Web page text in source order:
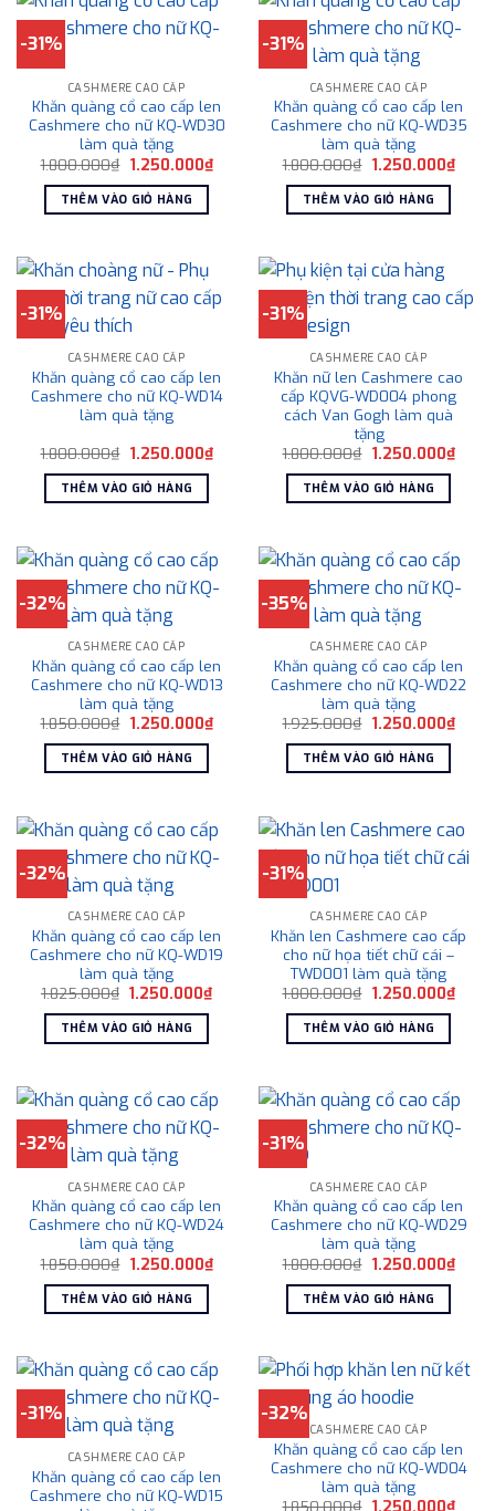
-31%
CASHMERE CAO CẤP
Khăn quàng cổ cao cấp len
Cashmere cho nữ KQ-WD30
làm quà tặng
1.800.000₫ Giá
là:
1.800.000₫.
1.250.000₫Giá
hiện
1.250.000₫.
THÊM VÀO GIỎ HÀNG
-31%
CASHMERE CAO CẤP
Khăn quàng cổ cao cấp len
Cashmere cho nữ KQ-WD35
làm quà tặng
1.800.000₫ Giá
là:
1.800.000₫.
1.250.000₫Giá
hiện
THÊM VÀO GIỎ HÀNG
-31%
CASHMERE CAO CẤP
Khăn quàng cổ cao cấp len
Cashmere cho nữ KQ-WD14
làm quà tặng
1.800.000₫ Giá
là:
1.800.000₫.
1.250.000₫Giá
hiện
1.250.000₫.
THÊM VÀO GIỎ HÀNG
-31%
CASHMERE CAO CẤP
Khăn nữ len Cashmere cao
cấp KQVG-WD004 phong
cách Van Gogh làm quà
tặng
1.800.000₫ Giá
là:
1.800.000₫.
1.250.000₫Giá
hiện
THÊM VÀO GIỎ HÀNG
-32%
CASHMERE CAO CẤP
Khăn quàng cổ cao cấp len
Cashmere cho nữ KQ-WD13
làm quà tặng
1.850.000₫ Giá
là:
1.850.000₫.
1.250.000₫Giá
hiện
1.250.000₫.
THÊM VÀO GIỎ HÀNG
-35%
CASHMERE CAO CẤP
Khăn quàng cổ cao cấp len
Cashmere cho nữ KQ-WD22
làm quà tặng
1.925.000₫ Giá
là:
1.925.000₫.
1.250.000₫Giá
hiện
THÊM VÀO GIỎ HÀNG
-32%
CASHMERE CAO CẤP
Khăn quàng cổ cao cấp len
Cashmere cho nữ KQ-WD19
làm quà tặng
1.825.000₫ Giá
là:
1.825.000₫.
1.250.000₫Giá
1.250.000₫.
THÊM VÀO GIỎ HÀNG
-31%
CASHMERE CAO CẤP
Khăn len Cashmere cao cấp
cho nữ họa tiết chữ cái –
TWD001 làm quà tặng
1.800.000₫ Giá
là:
1.800.000₫.
1.250.000₫Giá
THÊM VÀO GIỎ HÀNG
-32%
CASHMERE CAO CẤP
Khăn quàng cổ cao cấp len
Cashmere cho nữ KQ-WD24
làm quà tặng
1.850.000₫ Giá
là:
1.850.000₫.
1.250.000₫Giá
hiện
1.250.000₫.
THÊM VÀO GIỎ HÀNG
-31%
CASHMERE CAO CẤP
Khăn quàng cổ cao cấp len
Cashmere cho nữ KQ-WD29
làm quà tặng
1.800.000₫ Giá
là:
1.800.000₫.
1.250.000₫Giá
hiện
THÊM VÀO GIỎ HÀNG
-31%
CASHMERE CAO CẤP
Khăn quàng cổ cao cấp len
Cashmere cho nữ KQ-WD15
-32%
CASHMERE CAO CẤP
Khăn quàng cổ cao cấp len
Cashmere cho nữ KQ-WD04
làm quà tặng
1.850.000₫ Giá
1.250.000₫Giá